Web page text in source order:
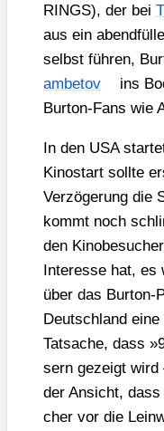
RINGS), der bei
aus ein
selbst füh­ren,
am­be­tov
ins
Bur­ton-Fans wie
In den USA
Kino­start soll­te
Ver­zö­ge­rung die
kommt noch
den
Inter­es­se hat, es
über das Bur­ton-
Deutsch­land
Tat­sa­che, dass
sern gezeigt
der Ansicht,
cher vor die